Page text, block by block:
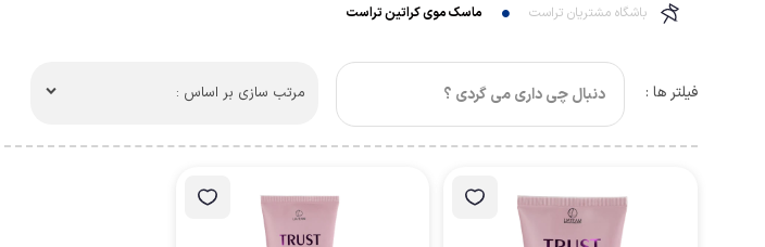
باشگاه مشتریان تراست ماسک موی کراتین تراست
فیلتر ها : مرتب سازی بر اساس :